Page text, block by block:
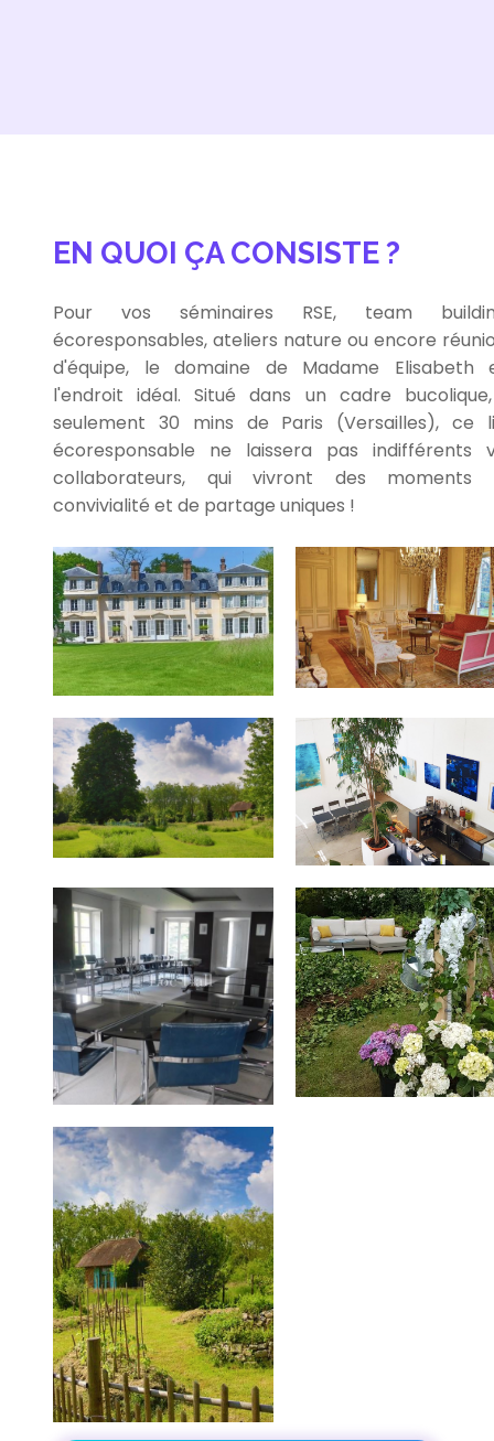
EN QUOI ÇA CONSISTE ?
Pour vos séminaires RSE, team
écoresponsables, ateliers nature ou encore
d'équipe, le domaine de Madame Elisabeth
l'endroit idéal. Situé dans un cadre
seulement 30 mins de Paris (Versailles), ce
écoresponsable ne laissera pas indifférents
collaborateurs, qui vivront des moments
convivialité et de partage uniques !